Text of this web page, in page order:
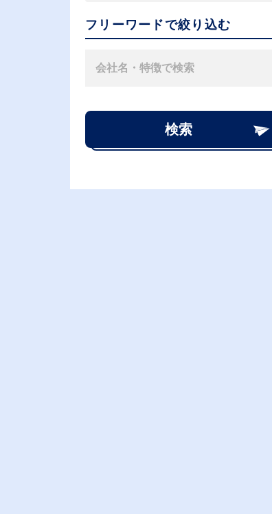
フリーワードで絞り込む
検索